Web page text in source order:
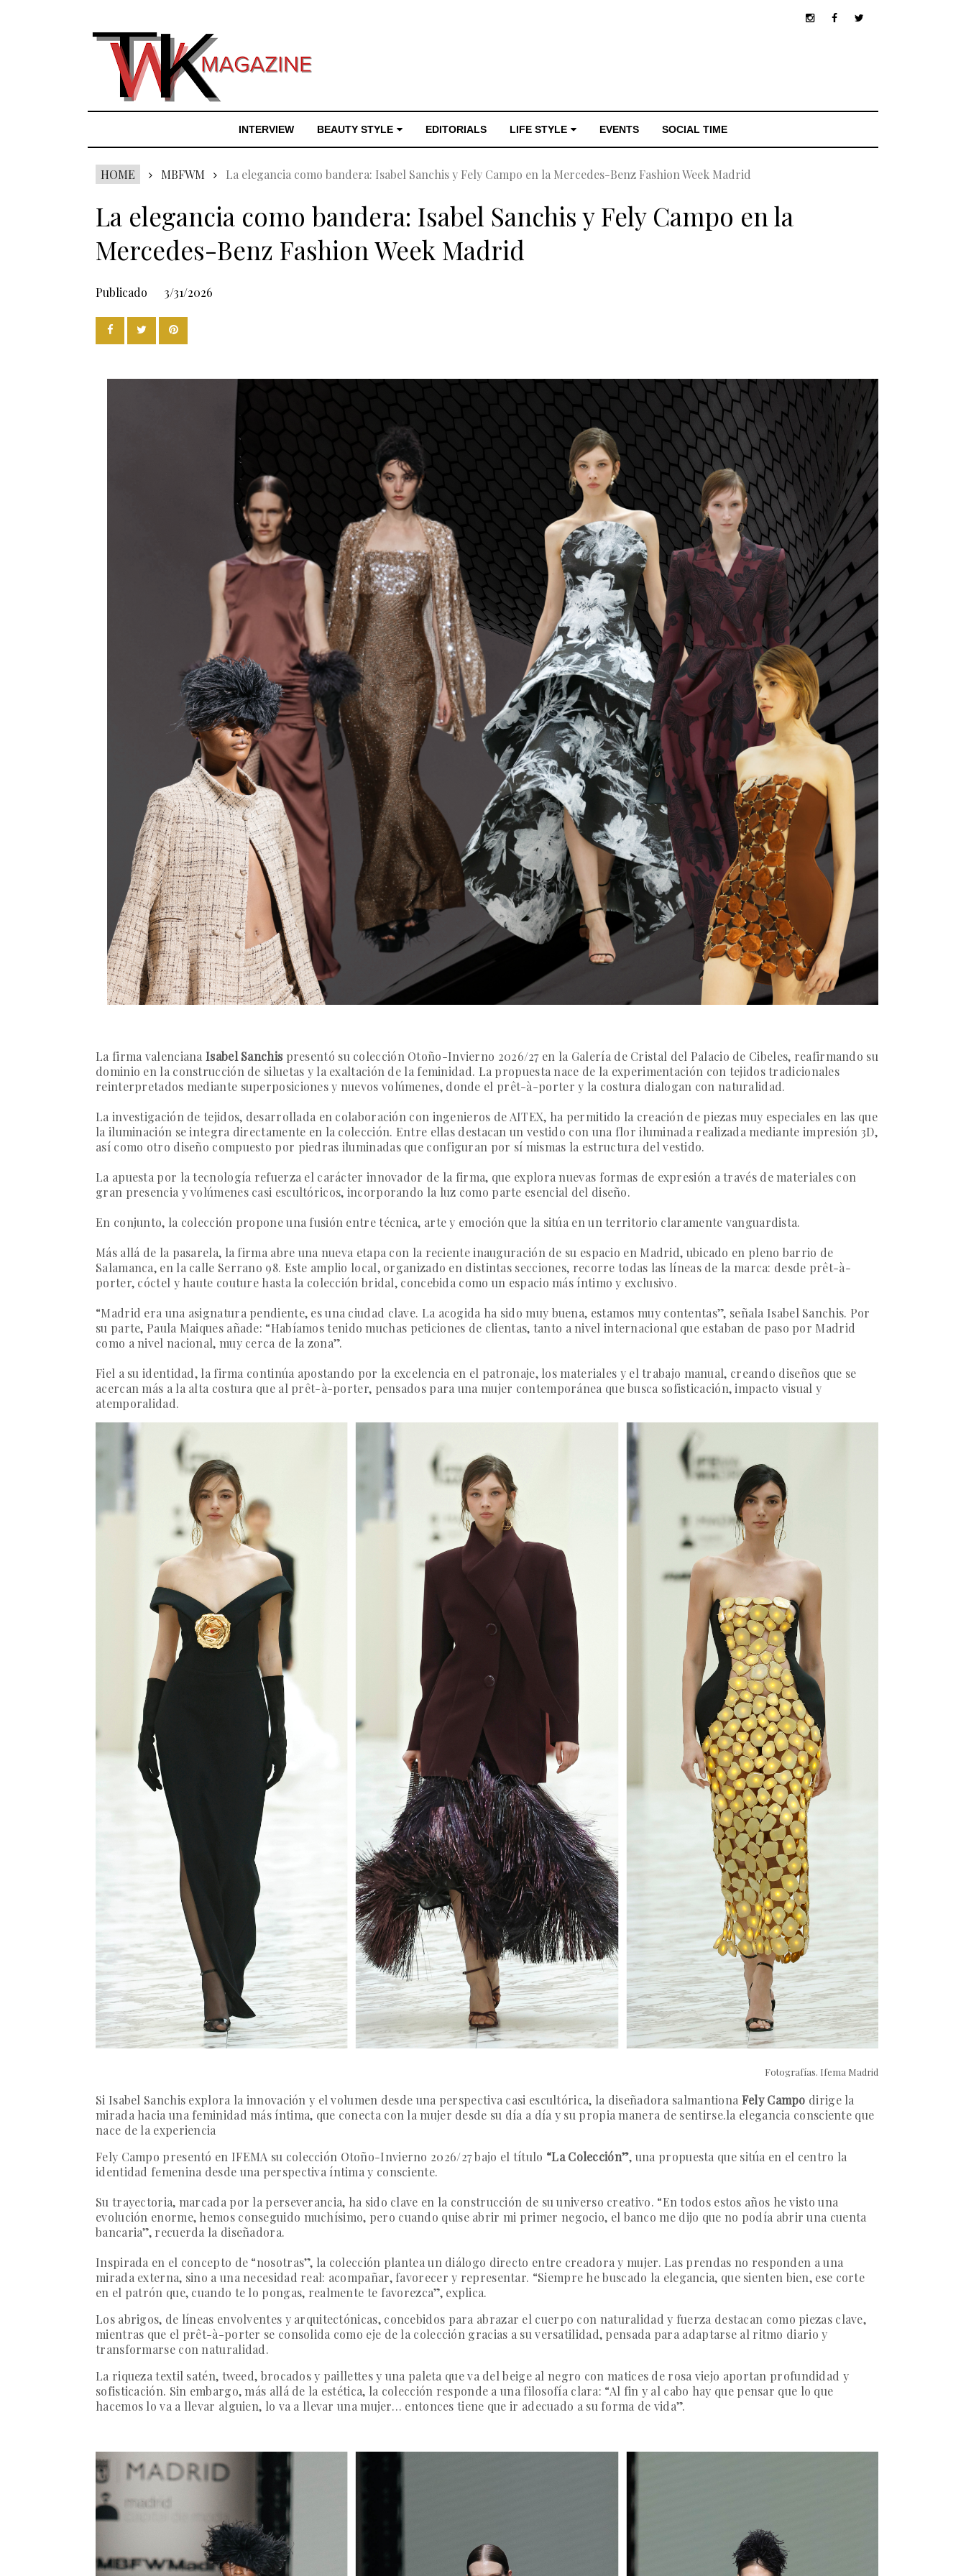
INTERVIEW BEAUTY STYLE EDITORIALS LIFE STYLE EVENTS SOCIAL TIME
HOME MBFWM La elegancia como bandera: Isabel Sanchis y Fely Campo en la Mercedes-Benz Fashion Week Madrid
La elegancia como bandera: Isabel Sanchis y Fely Campo en la
Mercedes-Benz Fashion Week Madrid
Publicado 3/31/2026
La firma valenciana Isabel Sanchispresentó su colección Otoño-Invierno 2026/27 en la Galería de Cristal del Palacio de Cibeles, reafirmando su
dominio en la construcción de siluetas y la exaltación de la feminidad. La propuesta nace de la experimentación con tejidos tradicionales
reinterpretados mediante superposiciones y nuevos volúmenes, donde el prêt-à-porter y la costura dialogan con naturalidad.
La investigación de tejidos, desarrollada en colaboración con ingenieros de AITEX, ha permitido la creación de piezas muy especiales en las que
la iluminación se integra directamente en la colección. Entre ellas destacan un vestido con una flor iluminada realizada mediante impresión 3D,
así como otro diseño compuesto por piedras iluminadas que configuran por sí mismas la estructura del vestido.
La apuesta por la tecnología refuerza el carácter innovador de la firma, que explora nuevas formas de expresión a través de materiales con
gran presencia y volúmenes casi escultóricos, incorporando la luz como parte esencial del diseño.
En conjunto, la colección propone una fusión entre técnica, arte y emoción que la sitúa en un territorio claramente vanguardista.
Más allá de la pasarela, la firma abre una nueva etapa con la reciente inauguración de su espacio en Madrid, ubicado en pleno barrio de
Salamanca, en la calle Serrano 98. Este amplio local, organizado en distintas secciones, recorre todas las líneas de la marca: desde prêt-à-
porter, cóctel y haute couture hasta la colección bridal, concebida como un espacio más íntimo y exclusivo.
“Madrid era una asignatura pendiente, es una ciudad clave. La acogida ha sido muy buena, estamos muy contentas”, señala Isabel Sanchis. Por
su parte, Paula Maiques añade: “Habíamos tenido muchas peticiones de clientas, tanto a nivel internacional que estaban de paso por Madrid
como a nivel nacional, muy cerca de la zona”.
Fiel a su identidad, la firma continúa apostando por la excelencia en el patronaje, los materiales y el trabajo manual, creando diseños que se
acercan más a la alta costura que al prêt-à-porter, pensados para una mujer contemporánea que busca sofisticación, impacto visual y
atemporalidad.
Fotografías. Ifema Madrid
Si Isabel Sanchis explora la innovación y el volumen desde una perspectiva casi escultórica, la diseñadora salmantiona Fely Campo dirige la
mirada hacia una feminidad más íntima, que conecta con la mujer desde su día a día y su propia manera de sentirse.la elegancia consciente que
nace de la experiencia
Fely Campo presentó en IFEMA su colección Otoño-Invierno 2026/27 bajo el título “La Colección”, una propuesta que sitúa en el centro la
identidad femenina desde una perspectiva íntima y consciente.
Su trayectoria, marcada por la perseverancia, ha sido clave en la construcción de su universo creativo. “En todos estos años he visto una
evolución enorme, hemos conseguido muchísimo, pero cuando quise abrir mi primer negocio, el banco me dijo que no podía abrir una cuenta
bancaria”, recuerda la diseñadora.
Inspirada en el concepto de “nosotras”, la colección plantea un diálogo directo entre creadora y mujer. Las prendas no responden a una
mirada externa, sino a una necesidad real: acompañar, favorecer y representar. “Siempre he buscado la elegancia, que sienten bien, ese corte
en el patrón que, cuando te lo pongas, realmente te favorezca”,explica.
Los abrigos, de líneas envolventes y arquitectónicas, concebidos para abrazar el cuerpo con naturalidad y fuerza destacan como piezas clave,
mientras que el prêt-à-porter se consolida como eje de la colección gracias a su versatilidad, pensada para adaptarse al ritmo diario y
transformarse con naturalidad.
La riqueza textil satén, tweed, brocados y paillettes y una paleta que va del beige al negro con matices de rosa viejo aportan profundidad y
sofisticación. Sin embargo, más allá de la estética, la colección responde a una filosofía clara: “Al fin y al cabo hay que pensar que lo que
hacemos lo va a llevar alguien, lo va a llevar una mujer… entonces tiene que ir adecuado a su forma de vida”.